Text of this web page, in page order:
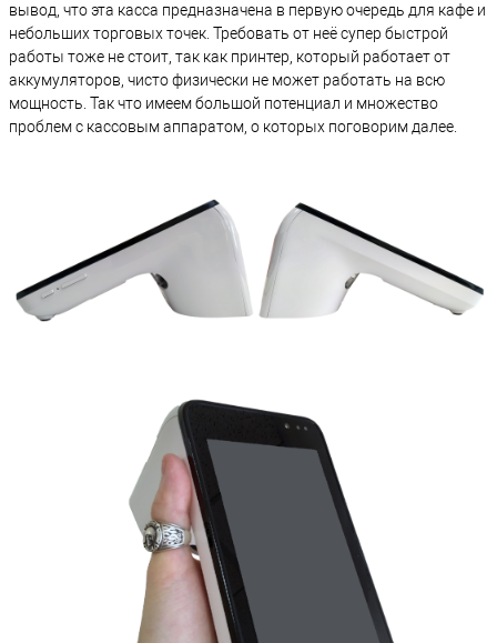
вывод, что эта касса предназначена в первую очередь для кафе и
небольших торговых точек. Требовать от неё супер быстрой
работы тоже не стоит, так как принтер, который работает от
аккумуляторов, чисто физически не может работать на всю
мощность. Так что имеем большой потенциал и множество
проблем с кассовым аппаратом, о которых поговорим далее.